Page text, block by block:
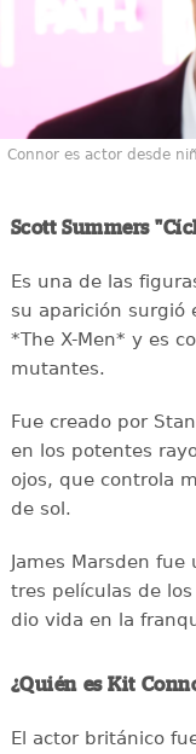
Connor es actor desde
Scott Summers
Es una de las
su aparición surgió
*The X-Men* y es
mutantes.
Fue creado por
en los potentes
ojos, que controla
de sol.
James Marsden
tres películas de
dio vida en la
¿Quién es Kit
El actor británico